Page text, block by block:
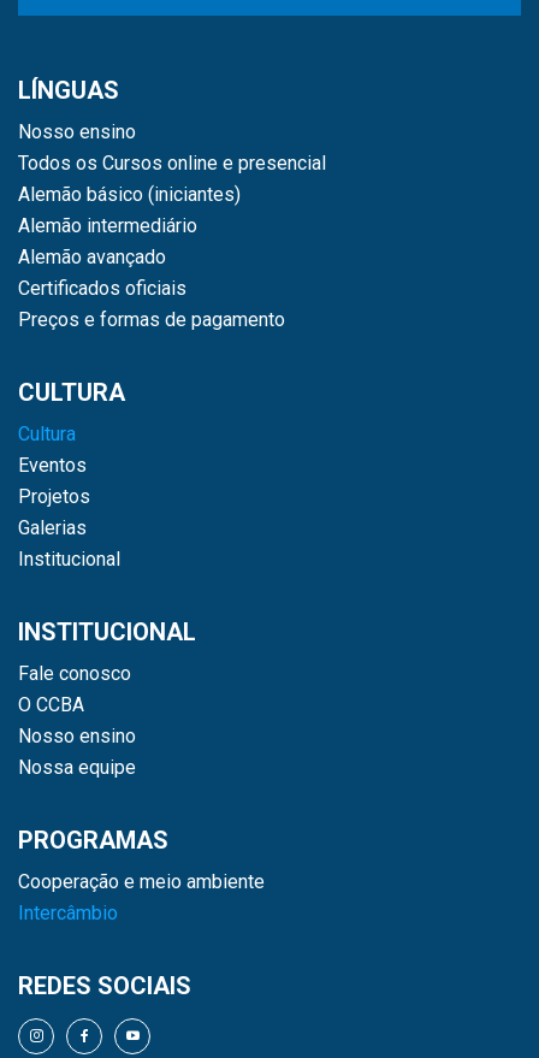
LÍNGUAS
Nosso ensino
Todos os Cursos online e presencial
Alemão básico (iniciantes)
Alemão intermediário
Alemão avançado
Certificados oficiais
Preços e formas de pagamento
CULTURA
Cultura
Eventos
Projetos
Galerias
Institucional
INSTITUCIONAL
Fale conosco
O CCBA
Nosso ensino
Nossa equipe
PROGRAMAS
Cooperação e meio ambiente
Intercâmbio
REDES SOCIAIS